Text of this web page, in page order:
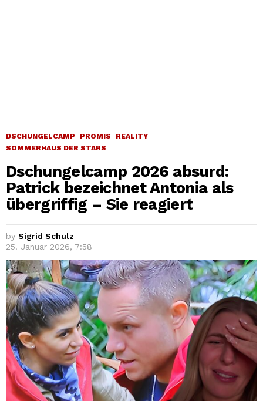
DSCHUNGELCAMP PROMIS
REALITY
SOMMERHAUS DER STARS
Dschungelcamp 2026 absurd:
Patrick bezeichnet Antonia als
übergriffig – Sie reagiert
by Sigrid Schulz
25. Januar 2026, 7:58